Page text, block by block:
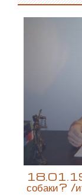
18.01.19
собаки? /